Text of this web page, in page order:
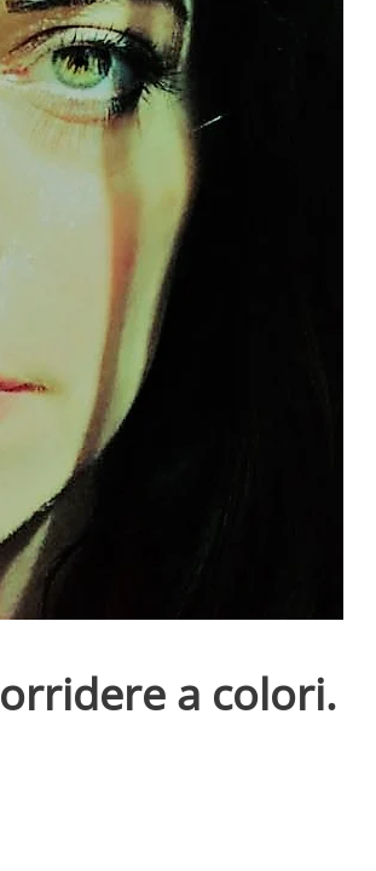
a colori.